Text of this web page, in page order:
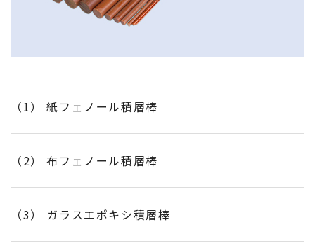
（1） 紙フェノール積層棒
（2） 布フェノール積層棒
（3） ガラスエポキシ積層棒